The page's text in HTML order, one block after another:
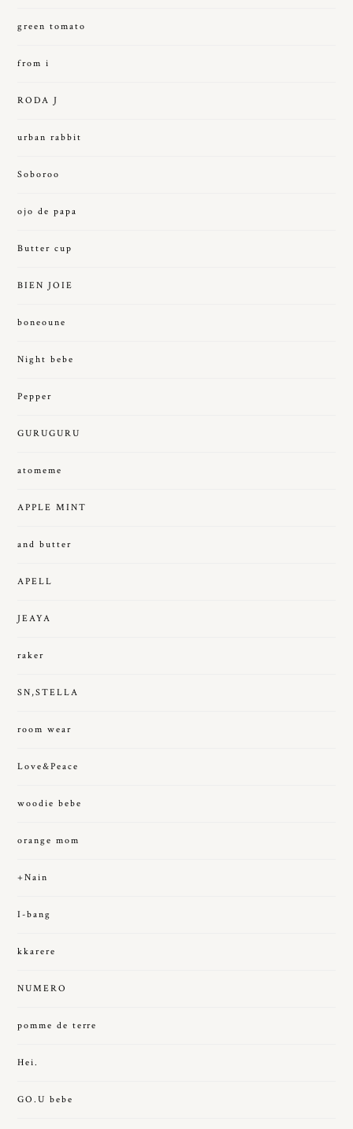
green tomato
from i
RODA J
urban rabbit
Soboroo
ojo de papa
Butter cup
BIEN JOIE
boneoune
Night bebe
Pepper
GURUGURU
atomeme
APPLE MINT
and butter
APELL
JEAYA
raker
SN,STELLA
room wear
Love&Peace
woodie bebe
orange mom
+Nain
I-bang
kkarere
NUMERO
pomme de terre
Hei.
GO.U bebe